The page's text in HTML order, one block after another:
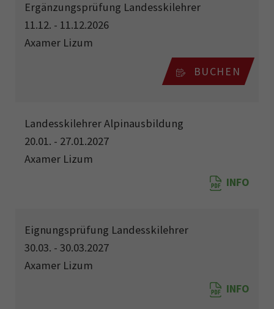
Ergänzungsprüfung Landesskilehrer
11.12. - 11.12.2026
Axamer Lizum
BUCHEN
Landesskilehrer Alpinausbildung
20.01. - 27.01.2027
Axamer Lizum
INFO
Eignungsprüfung Landesskilehrer
30.03. - 30.03.2027
Axamer Lizum
INFO